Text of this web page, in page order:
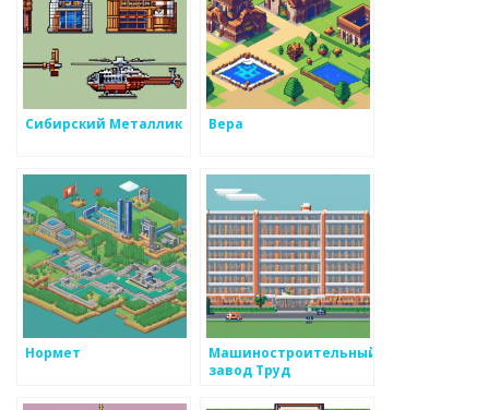
Сибирский Металлик Вера
Нормет
Машиностроительный
завод Труд